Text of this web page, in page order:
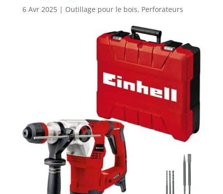
6 Avr 2025| Outillage pour le bois, Perforateurs